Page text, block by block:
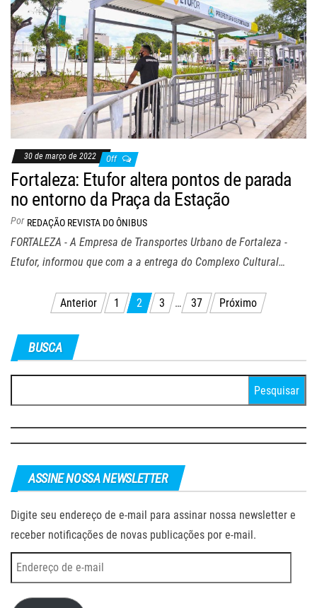
30 de março de 2022 Off
Fortaleza: Etufor altera pontos de parada
no entorno da Praça da Estação
Por REDAÇÃO REVISTA DO ÔNIBUS
FORTALEZA - A Empresa de Transportes Urbano de Fortaleza -
Etufor, informou que com a a entrega do Complexo Cultural…
Navegação
posts
Anterior 1 2 3 … 37 Próximo
BUSCA
por:
ASSINE NOSSA NEWSLETTER
Digite seu endereço de e-mail para assinar nossa newsletter e
receber notificações de novas publicações por e-mail.
Endereço
de
e-